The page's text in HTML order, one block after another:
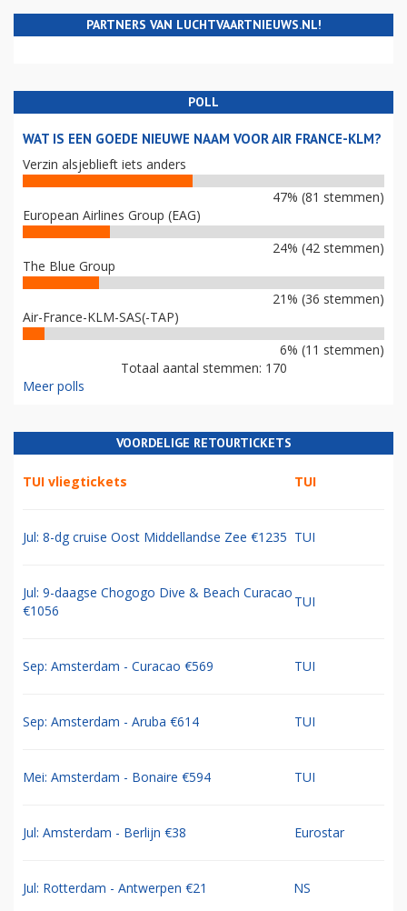
PARTNERS VAN LUCHTVAARTNIEUWS.NL!
POLL
WAT IS EEN GOEDE NIEUWE NAAM VOOR AIR FRANCE-KLM?
Verzin alsjeblieft iets anders
47% (81 stemmen)
European Airlines Group (EAG)
24% (42 stemmen)
The Blue Group
21% (36 stemmen)
Air-France-KLM-SAS(-TAP)
6% (11 stemmen)
Totaal aantal stemmen: 170
Meer polls
VOORDELIGE RETOURTICKETS
TUI vliegtickets TUI
Jul: 8-dg cruise Oost Middellandse Zee €1235 TUI
Jul: 9-daagse Chogogo Dive & Beach Curacao
€1056
TUI
Sep: Amsterdam - Curacao €569 TUI
Sep: Amsterdam - Aruba €614 TUI
Mei: Amsterdam - Bonaire €594 TUI
Jul: Amsterdam - Berlijn €38 Eurostar
Jul: Rotterdam - Antwerpen €21 NS